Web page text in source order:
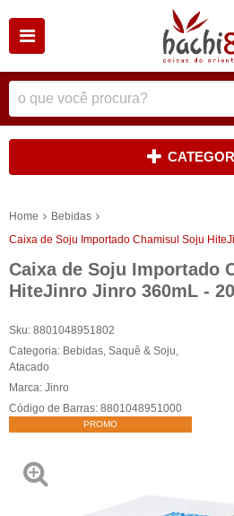
Home
Bebidas
Caixa de Soju Importado Chamisul Soju
Caixa de Soju Importado
HiteJinro Jinro 360mL -
Sku: 8801048951802
Categoria: Bebidas Saquê & Soju
Atacado
Marca: Jinro
Código de Barras: 8801048951000
PROMO